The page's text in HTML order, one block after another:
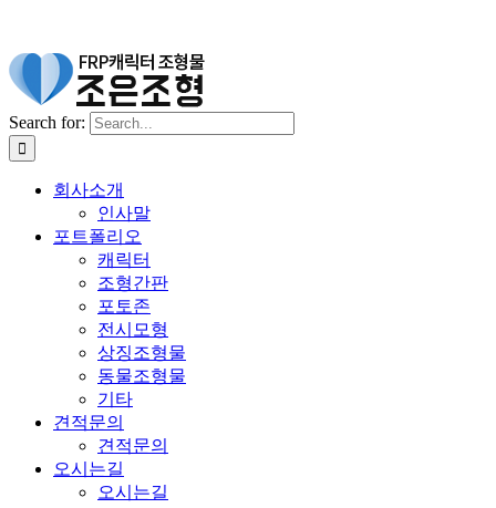
Search for:
회사소개
인사말
포트폴리오
캐릭터
조형간판
포토존
전시모형
상징조형물
동물조형물
기타
견적문의
견적문의
오시는길
오시는길